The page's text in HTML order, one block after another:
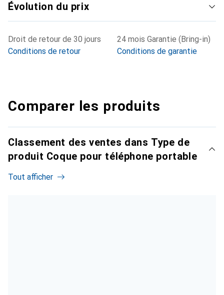
Évolution du prix
Droit de retour de 30 jours
Conditions de retour
24 mois Garantie (Bring-in)
Conditions de garantie
Comparer les produits
Classement des ventes dans Type de
produit Coque pour téléphone portable
Tout afficher